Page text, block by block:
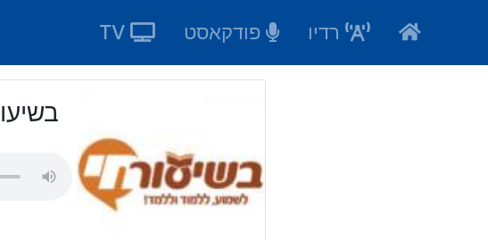
רדיו פודקאסט